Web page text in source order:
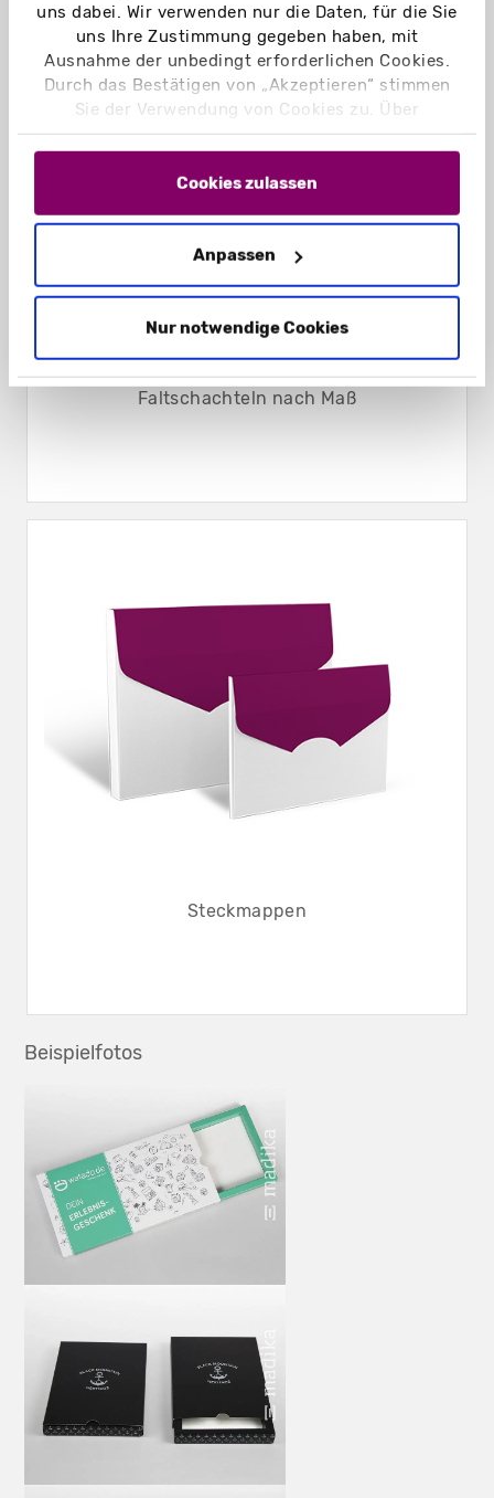
uns dabei. Wir verwenden nur die Daten, für die Sie
uns Ihre Zustimmung gegeben haben, mit
Ausnahme der unbedingt erforderlichen Cookies.
Durch das Bestätigen von „Akzeptieren“ stimmen
Sie der Verwendung von Cookies zu. Über
„Einstellungen“ können Sie auswählen, welche
Cookies Sie zulassen. Hier finden Sie unser
und unsereDatenschutzerklärung
Cookies zulassen
Anpassen
Nur notwendige Cookies
Faltschachteln nach Maß
Steckmappen
Beispielfotos